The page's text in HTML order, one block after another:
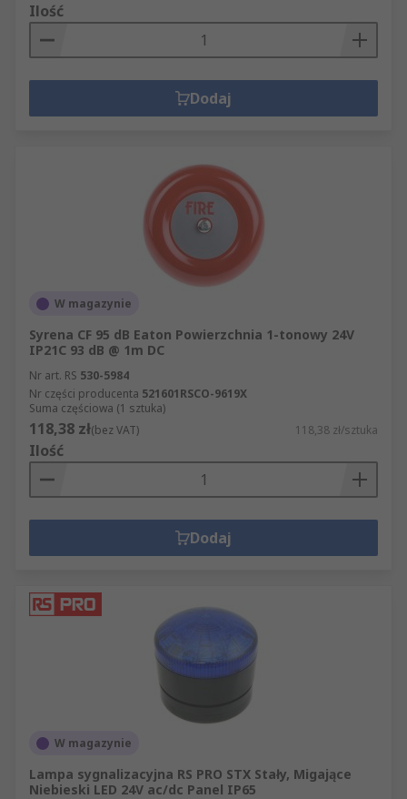
Ilość
Dodaj
W magazynie
Syrena CF 95 dB Eaton Powierzchnia 1-tonowy 24V
IP21C 93 dB @ 1m DC
Nr art. RS 530-5984
Nr części producenta 521601RSCO-9619X
Suma częściowa (1 sztuka)
118,38 zł(bez VAT) 118,38 zł/sztuka
Ilość
Dodaj
W magazynie
Lampa sygnalizacyjna RS PRO STX Stały, Migające
Niebieski LED 24V ac/dc Panel IP65